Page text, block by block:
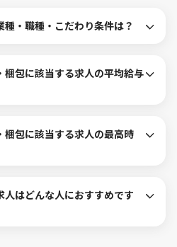
・職種・こだわり条件は？
梱包に該当する求人の平均給与
梱包に該当する求人の最高時
はどんな人におすすめです